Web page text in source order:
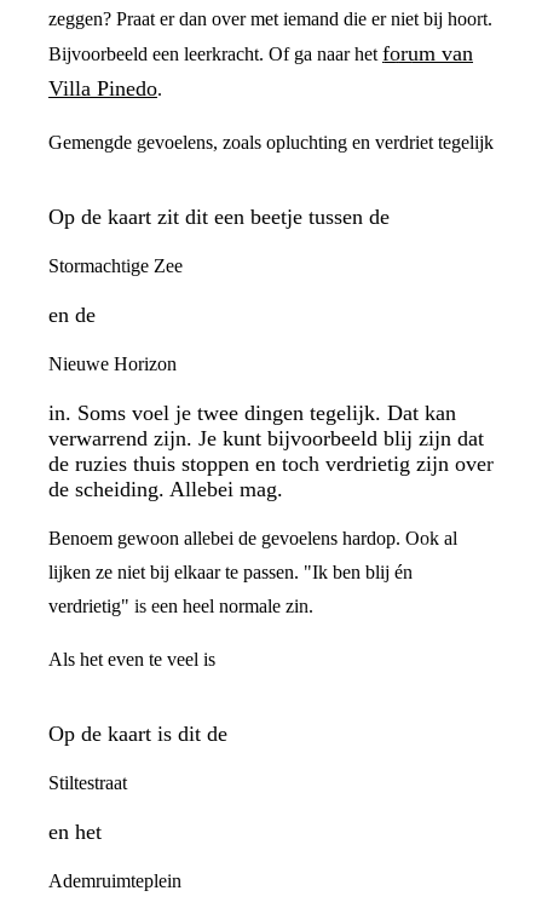
zeggen? Praat er dan over met iemand die er niet bij hoort.
Bijvoorbeeld een leerkracht. Of ga naar het forum van
Villa Pinedo.
Gemengde gevoelens, zoals opluchting en verdriet tegelijk
Op de kaart zit dit een beetje tussen de
Stormachtige Zee
en de
Nieuwe Horizon
in. Soms voel je twee dingen tegelijk. Dat kan
verwarrend zijn. Je kunt bijvoorbeeld blij zijn dat
de ruzies thuis stoppen en toch verdrietig zijn over
de scheiding. Allebei mag.
Benoem gewoon allebei de gevoelens hardop. Ook al
lijken ze niet bij elkaar te passen. "Ik ben blij én
verdrietig" is een heel normale zin.
Als het even te veel is
Op de kaart is dit de
Stiltestraat
en het
Ademruimteplein